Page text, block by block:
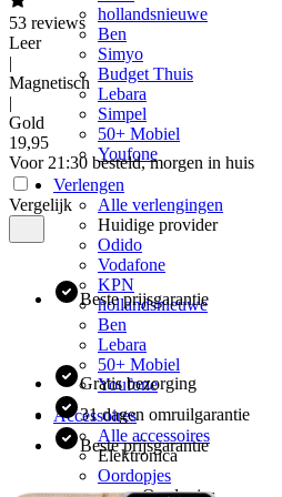
hollandsnieuwe
Ben
Simyo
Budget Thuis
Lebara
Simpel
50+ Mobiel
Youfone
Verlengen
Alle verlengingen
Huidige provider
Odido
Vodafone
KPN
hollandsnieuwe
Ben
Lebara
50+ Mobiel
Youfone
Accessoires
Alle accessoires
Elektronica
Oordopjes
53 reviews
Leer
|
Magnetisch
|
Gold
19,95
Voor 21:30 besteld, morgen in huis
Vergelijk
Beste prijsgarantie
Gratis bezorging
31 dagen omruilgarantie
Beste prijsgarantie